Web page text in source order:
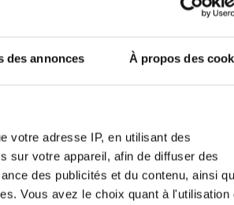
des annonces À propos des
votre adresse IP, en utilisant des
sur votre appareil, afin de diffuser des
des publicités et du contenu, ainsi
Vous avez le choix quant à l'utilisation
30 septembre
Réserver
30 septembre
Réserver